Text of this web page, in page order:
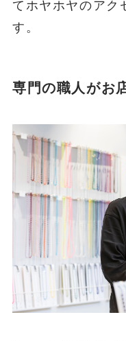
てホヤホヤのアク
す。
専門の職人がお